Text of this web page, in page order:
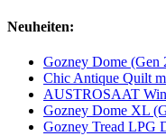
Neuheiten:
Gozney Dome (Gen
Chic Antique Quilt
AUSTROSAAT
Gozney Dome XL
Gozney Tread LPG